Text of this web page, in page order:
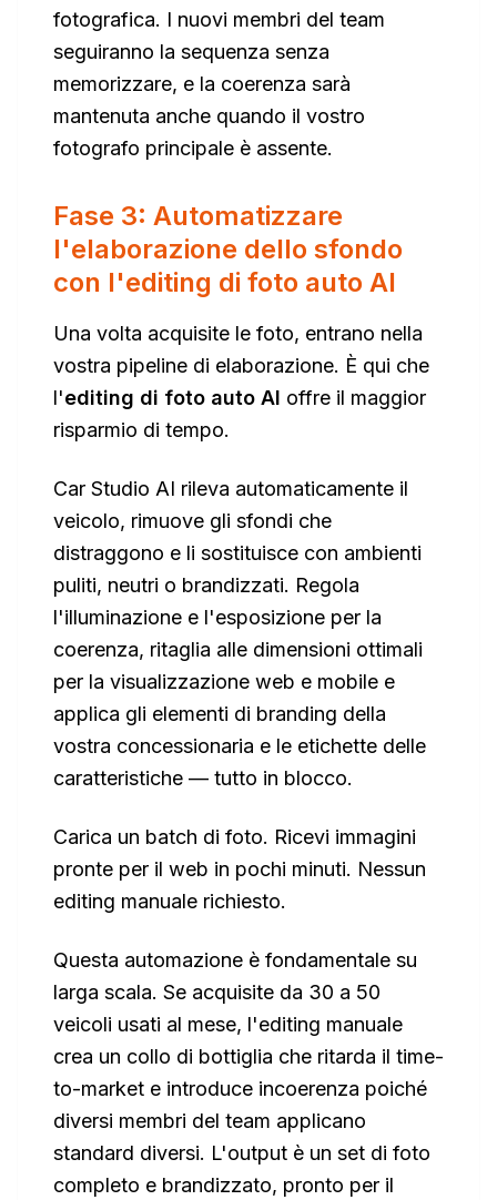
fotografica. I nuovi membri del team
seguiranno la sequenza senza
memorizzare, e la coerenza sarà
mantenuta anche quando il vostro
fotografo principale è assente.
Fase 3: Automatizzare
l'elaborazione dello sfondo
con l'editing di foto auto AI
Una volta acquisite le foto, entrano nella
vostra pipeline di elaborazione. È qui che
l'editing di foto auto AI offre il maggior
risparmio di tempo.
Car Studio AI rileva automaticamente il
veicolo, rimuove gli sfondi che
distraggono e li sostituisce con ambienti
puliti, neutri o brandizzati. Regola
l'illuminazione e l'esposizione per la
coerenza, ritaglia alle dimensioni ottimali
per la visualizzazione web e mobile e
applica gli elementi di branding della
vostra concessionaria e le etichette delle
caratteristiche — tutto in blocco.
Carica un batch di foto. Ricevi immagini
pronte per il web in pochi minuti. Nessun
editing manuale richiesto.
Questa automazione è fondamentale su
larga scala. Se acquisite da 30 a 50
veicoli usati al mese, l'editing manuale
crea un collo di bottiglia che ritarda il time-
to-market e introduce incoerenza poiché
diversi membri del team applicano
standard diversi. L'output è un set di foto
completo e brandizzato, pronto per il